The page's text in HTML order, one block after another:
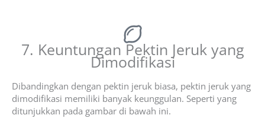
7. Keuntungan Pektin Jeruk yang
Dimodifikasi
Dibandingkan dengan pektin jeruk biasa, pektin jeruk yang
dimodifikasi memiliki banyak keunggulan. Seperti yang
ditunjukkan pada gambar di bawah ini.